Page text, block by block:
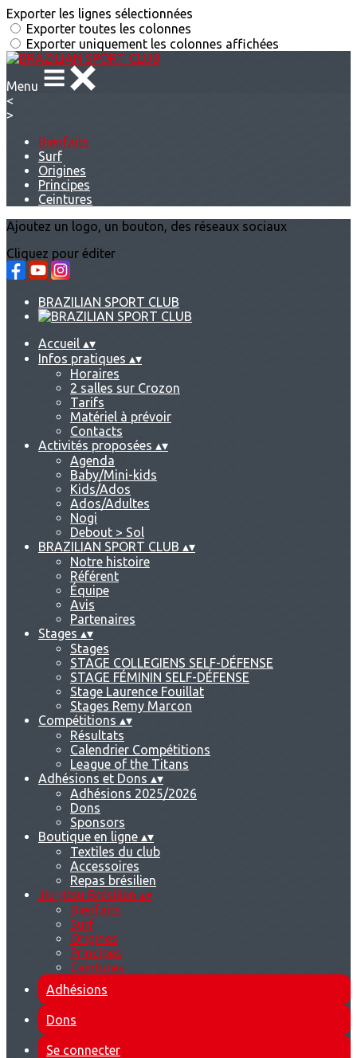
Exporter les lignes sélectionnées
Exporter toutes les colonnes
Exporter uniquement les colonnes affichées
Menu
<
>
Bienfaits
Surf
Origines
Principes
Ceintures
Ajoutez un logo, un bouton, des réseaux sociaux
Cliquez pour éditer
BRAZILIAN SPORT CLUB
Accueil ▴▾
Infos pratiques ▴▾
Horaires
2 salles sur Crozon
Tarifs
Matériel à prévoir
Contacts
Activités proposées ▴▾
Agenda
Baby/Mini-kids
Kids/Ados
Ados/Adultes
Nogi
Debout > Sol
BRAZILIAN SPORT CLUB ▴▾
Notre histoire
Référent
Équipe
Avis
Partenaires
Stages ▴▾
Stages
STAGE COLLEGIENS SELF-DÉFENSE
STAGE FÉMININ SELF-DÉFENSE
Stage Laurence Fouillat
Stages Remy Marcon
Compétitions ▴▾
Résultats
Calendrier Compétitions
League of the Titans
Adhésions et Dons ▴▾
Adhésions 2025/2026
Dons
Sponsors
Boutique en ligne ▴▾
Textiles du club
Accessoires
Repas brésilien
Jiu-jitsu Brésilien ▴▾
Bienfaits
Surf
Origines
Principes
Ceintures
Adhésions
Dons
Se connecter